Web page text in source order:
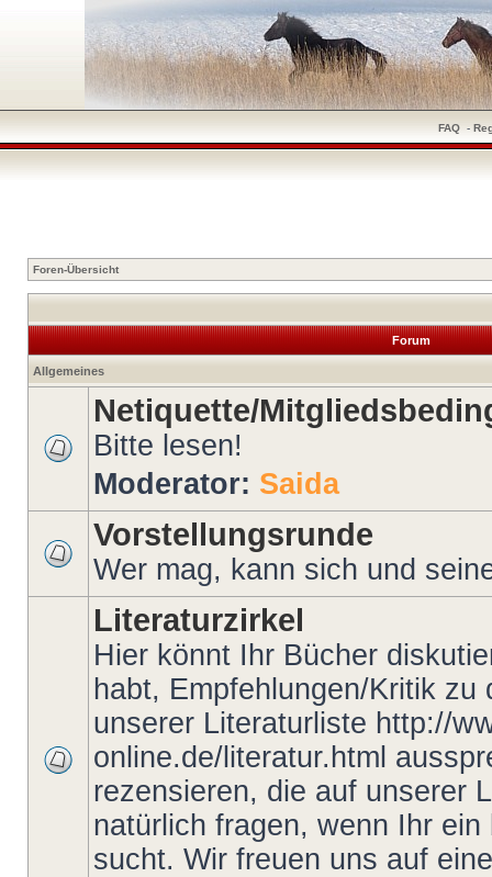
FAQ -
Foren-Übersicht
Forum
Allgemeines
Netiquette/
Bitte lesen!
Moderator: Saida
Vorstellungsrunde
Wer mag, kann sich und
Literaturzirkel
Hier könnt Ihr Bücher
habt, Empfehlungen/Kritik zu
unserer Literaturliste http://
online.de/literatur.html
rezensieren, die auf unserer
natürlich fragen, wenn Ihr
sucht. Wir freuen uns auf